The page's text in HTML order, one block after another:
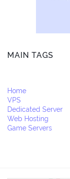
MAIN TAGS
Home
VPS
Dedicated Server
Web Hosting
Game Servers